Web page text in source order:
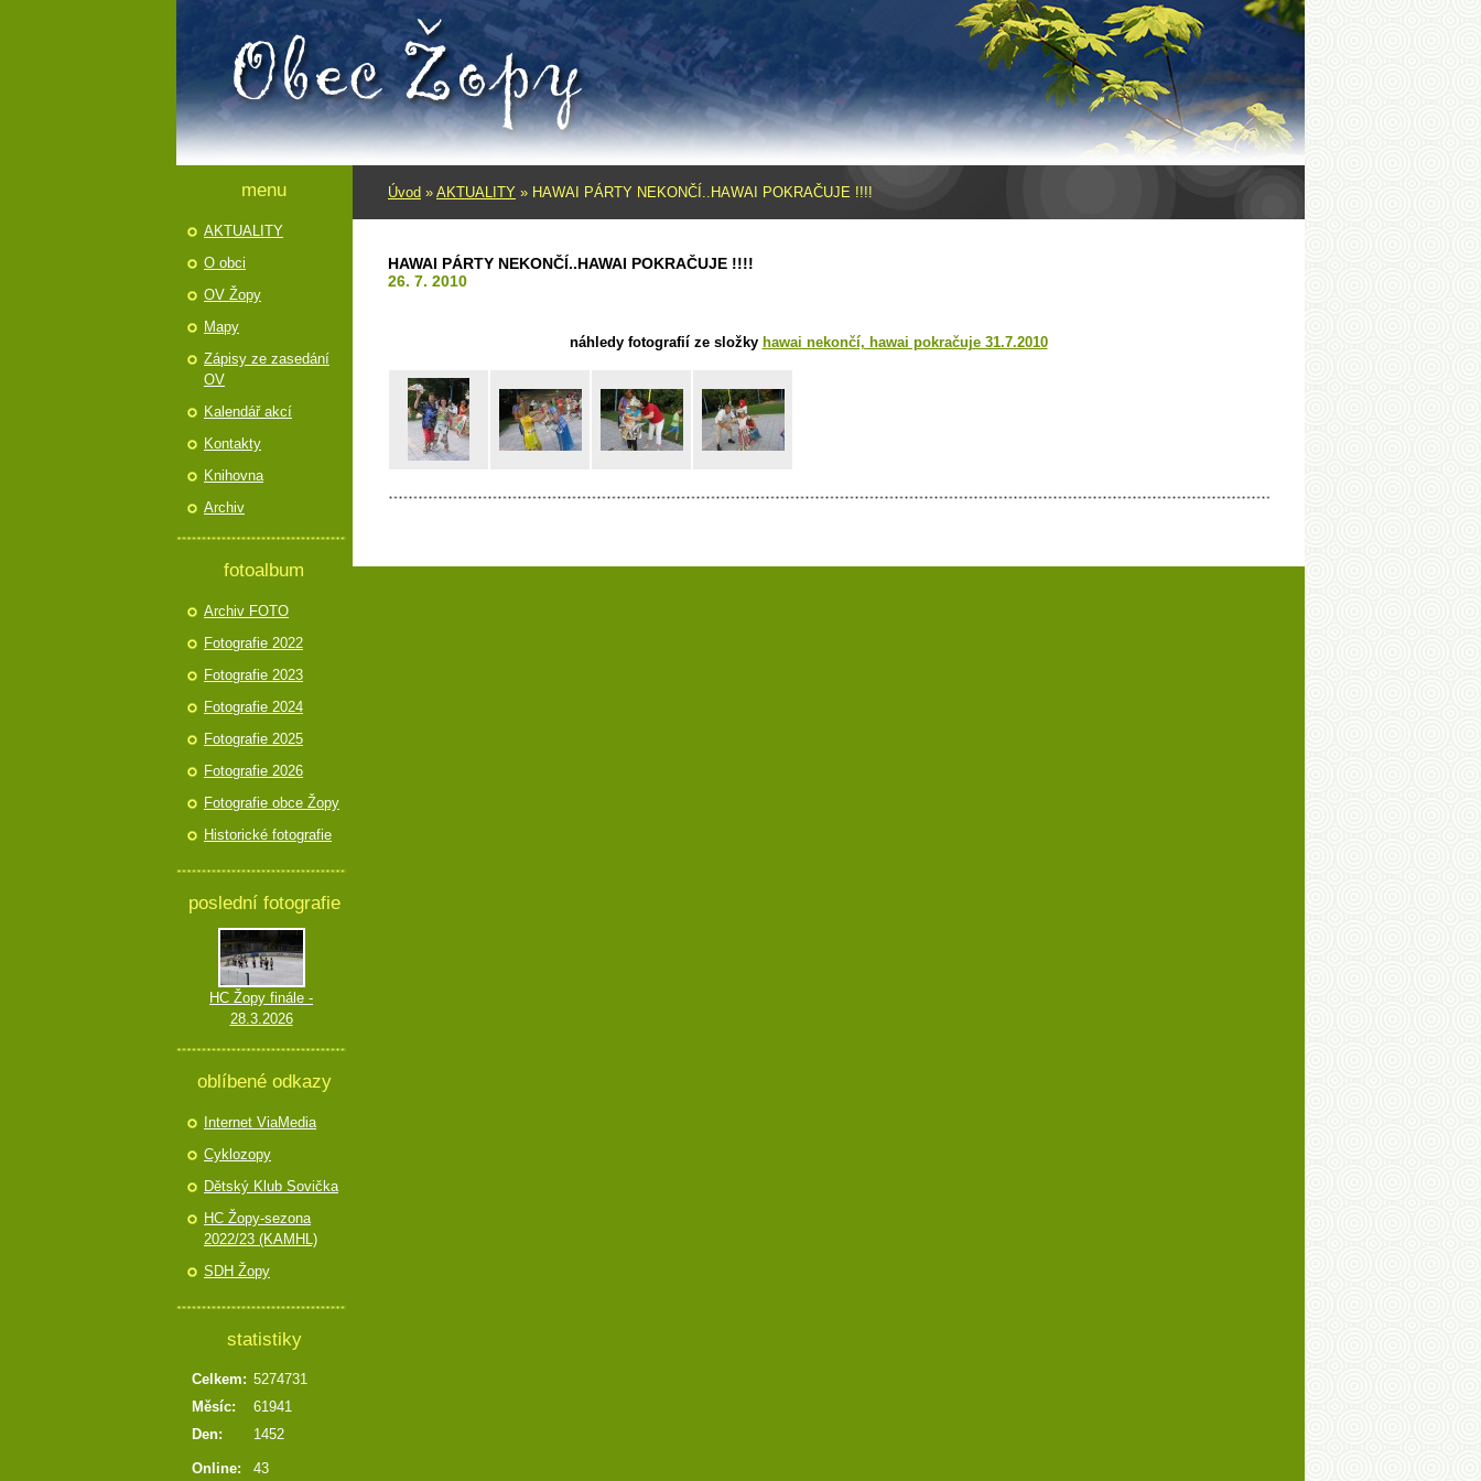
Úvod » AKTUALITY » HAWAI PÁRTY NEKONČÍ..HAWAI POKRAČUJE !!!!
HAWAI PÁRTY NEKONČÍ..HAWAI POKRAČUJE !!!!
26. 7. 2010
náhledy fotografií ze složky hawai nekončí, hawai pokračuje 31.7.2010
menu
AKTUALITY
O obci
OV Žopy
Mapy
Zápisy ze zasedání
OV
Kalendář akcí
Kontakty
Knihovna
Archiv
fotoalbum
Archiv FOTO
Fotografie 2022
Fotografie 2023
Fotografie 2024
Fotografie 2025
Fotografie 2026
Fotografie obce Žopy
Historické fotografie
poslední fotografie
HC Žopy finále -
28.3.2026
oblíbené odkazy
Internet ViaMedia
Cyklozopy
Dětský Klub Sovička
HC Žopy-sezona
2022/23 (KAMHL)
SDH Žopy
statistiky
Online: 43
Celkem: 5274731
Měsíc:
61941
Den:
1452